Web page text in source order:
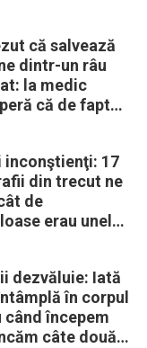
că salvează
dintr-un râu
la medic
că de fapt
inconştienţi: 17
din trecut ne
de
erau unele
dezvăluie: Iată
în corpul
când începem
câte două